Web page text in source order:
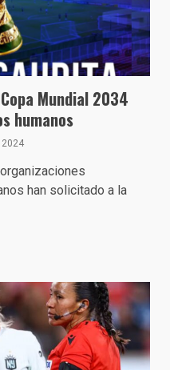
Mundial 2034
humanos
2024
han solicitado a la